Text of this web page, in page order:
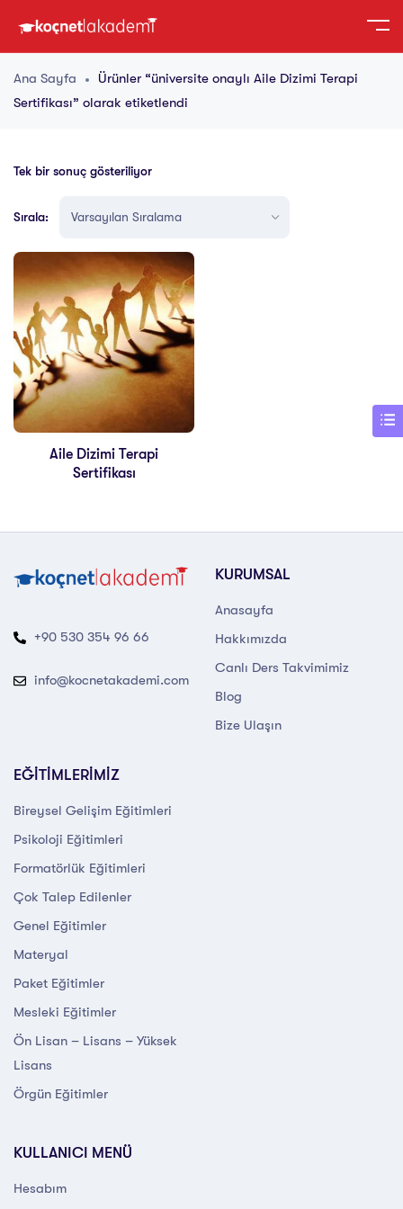
Ana Sayfa
Ürünler “üniversite onaylı Aile Dizimi Terapi
Sertifikası” olarak etiketlendi
Tek bir sonuç gösteriliyor
Sırala:
Aile Dizimi Terapi
Sertifikası
+90 530 354 96 66
info@kocnetakademi.com
KURUMSAL
Anasayfa
Hakkımızda
Canlı Ders Takvimimiz
Blog
Bize Ulaşın
EĞİTİMLERİMİZ
Bireysel Gelişim Eğitimleri
Psikoloji Eğitimleri
Formatörlük Eğitimleri
Çok Talep Edilenler
Genel Eğitimler
Materyal
Paket Eğitimler
Mesleki Eğitimler
Ön Lisan – Lisans – Yüksek
Lisans
Örgün Eğitimler
KULLANICI MENÜ
Hesabım